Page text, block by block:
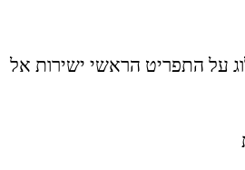
על התפריט הראשי ישירות אל